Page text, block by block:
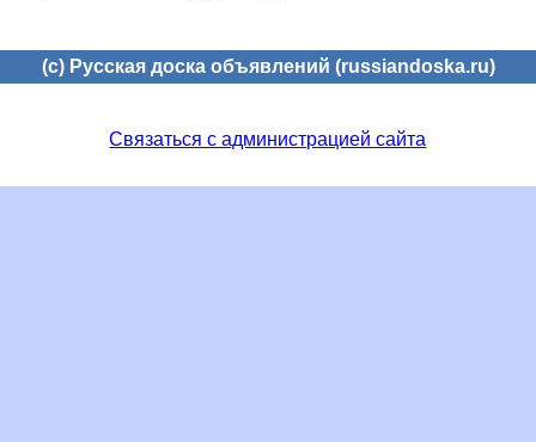
(c) Русская доска объявлений (russiandoska.ru)
Связаться с администрацией сайта